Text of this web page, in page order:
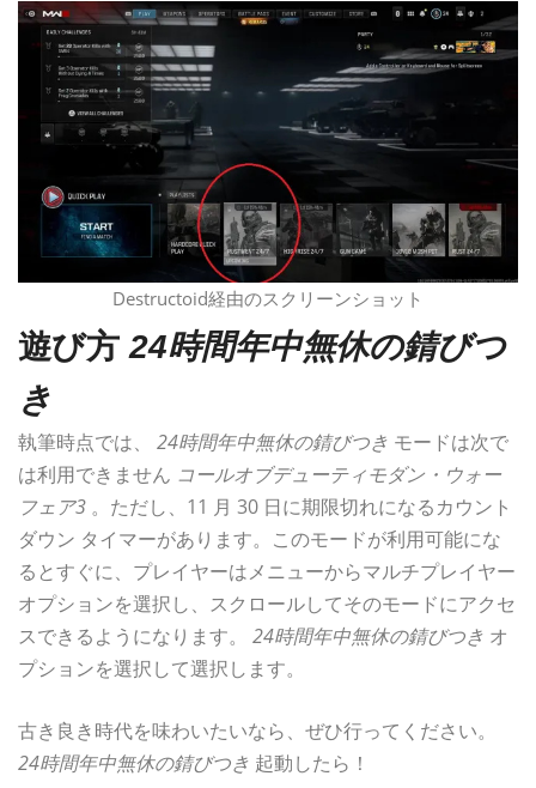
Destructoid経由のスクリーンショット
遊び方24時間年中無休の錆びつ
き
執筆時点では、 24時間年中無休の錆びつき モードは次で
は利用できません コールオブデューティモダン・ウォー
フェア3 。ただし、11 月 30 日に期限切れになるカウント
ダウン タイマーがあります。このモードが利用可能にな
るとすぐに、プレイヤーはメニューからマルチプレイヤー
オプションを選択し、スクロールしてそのモードにアクセ
スできるようになります。 24時間年中無休の錆びつき オ
プションを選択して選択します。
古き良き時代を味わいたいなら、ぜひ行ってください。
24時間年中無休の錆びつき 起動したら！